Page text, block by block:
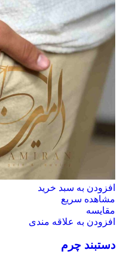
افزودن به سبد خرید
مشاهده سریع
مقایسه
افزودن به علاقه مندی
دستبند چرم